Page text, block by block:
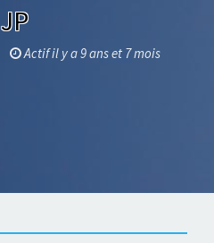
JP
Actif il y a 9 ans et 7 mois